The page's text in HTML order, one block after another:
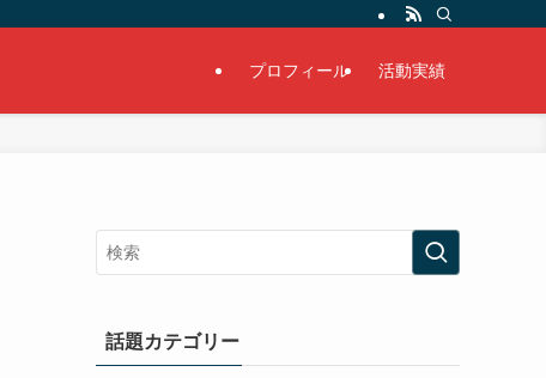
プロフィール 活動実績
話題カテゴリー